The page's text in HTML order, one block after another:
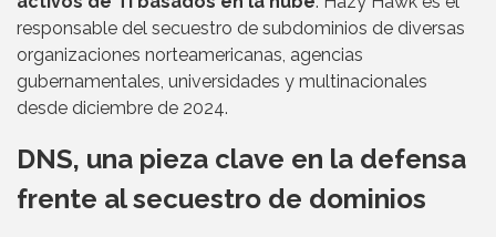
responsable del secuestro de subdominios de diversas
organizaciones norteamericanas, agencias
gubernamentales, universidades y multinacionales
desde diciembre de 2024.
DNS, una pieza clave en la defensa
frente al secuestro de dominios